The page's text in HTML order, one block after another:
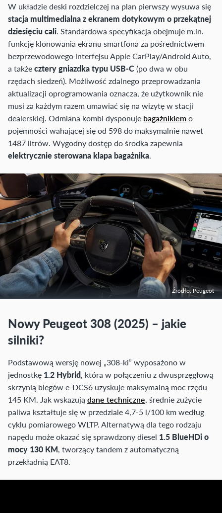
W układzie deski rozdzielczej na plan pierwszy wysuwa się
stacja multimedialna z ekranem dotykowym o przekątnej
dziesięciu cali. Standardowa specyfikacja obejmuje m.in.
funkcję klonowania ekranu smartfona za pośrednictwem
bezprzewodowego interfejsu Apple CarPlay/Android Auto,
a takżecztery gniazdka typu USB-C(po dwa w obu
rzędach siedzeń). Możliwość zdalnego przeprowadzania
aktualizacji oprogramowania oznacza, że użytkownik nie
musi za każdym razem umawiać się na wizytę w stacji
dealerskiej. Odmiana kombi dysponuje bagażnikiemo
pojemności wahającej się od 598 do maksymalnie nawet
1487 litrów. Wygodny dostęp do środka zapewnia
elektrycznie sterowana klapa bagażnika.
Źródło: Peugeot
Nowy Peugeot 308 (2025) – jakie
silniki?
Podstawową wersję nowej „308-ki” wyposażono w
jednostkę 1.2 Hybrid, która w połączeniu z dwusprzęgłową
skrzynią biegów e-DCS6 uzyskuje maksymalną moc rzędu
145 KM. Jak wskazują dane techniczne, średnie zużycie
paliwa kształtuje się w przedziale 4,7-5 l/100 km według
cyklu pomiarowego WLTP. Alternatywą dla tego rodzaju
napędu może okazać się sprawdzony diesel 1.5 BlueHDi o
mocy 130 KM, tworzący tandem z automatyczną
przekładnią EAT8.